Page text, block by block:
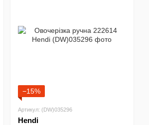
−15%
Артикул: (DW)035296
Hendi